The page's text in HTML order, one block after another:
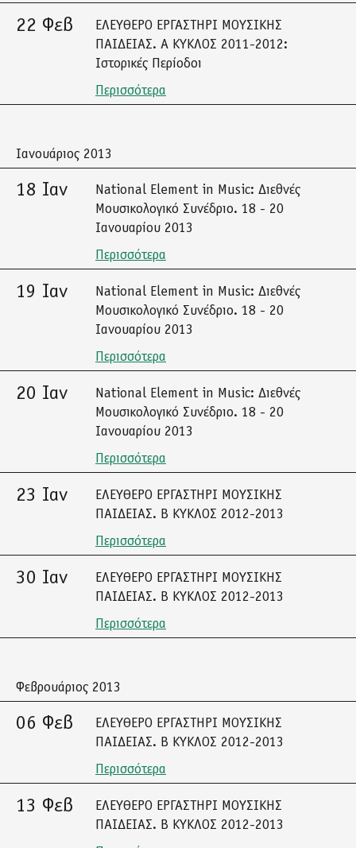
22 Φεβ
ΕΛΕΥΘΕΡΟ ΕΡΓΑΣΤΗΡΙ ΜΟΥΣΙΚΗΣ
ΠΑΙΔΕΙΑΣ. Α ΚΥΚΛΟΣ 2011-2012:
Ιστορικές Περίοδοι
Περισσότερα
Ιανουάριος 2013
18 Ιαν
National Element in Music: Διεθνές
Μουσικολογικό Συνέδριο. 18 - 20
Ιανουαρίου 2013
Περισσότερα
19 Ιαν
National Element in Music: Διεθνές
Μουσικολογικό Συνέδριο. 18 - 20
Ιανουαρίου 2013
Περισσότερα
20 Ιαν
National Element in Music: Διεθνές
Μουσικολογικό Συνέδριο. 18 - 20
Ιανουαρίου 2013
Περισσότερα
23 Ιαν
ΕΛΕΥΘΕΡΟ ΕΡΓΑΣΤΗΡΙ ΜΟΥΣΙΚΗΣ
ΠΑΙΔΕΙΑΣ. Β ΚΥΚΛΟΣ 2012-2013
Περισσότερα
30 Ιαν
ΕΛΕΥΘΕΡΟ ΕΡΓΑΣΤΗΡΙ ΜΟΥΣΙΚΗΣ
ΠΑΙΔΕΙΑΣ. Β ΚΥΚΛΟΣ 2012-2013
Περισσότερα
Φεβρουάριος 2013
06 Φεβ
ΕΛΕΥΘΕΡΟ ΕΡΓΑΣΤΗΡΙ ΜΟΥΣΙΚΗΣ
ΠΑΙΔΕΙΑΣ. Β ΚΥΚΛΟΣ 2012-2013
Περισσότερα
13 Φεβ
ΕΛΕΥΘΕΡΟ ΕΡΓΑΣΤΗΡΙ ΜΟΥΣΙΚΗΣ
ΠΑΙΔΕΙΑΣ. Β ΚΥΚΛΟΣ 2012-2013